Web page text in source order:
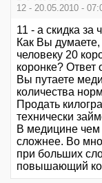
12 - 20.05.2010 -
11 - а скидка за
Как Вы
человеку 20
коронке? Ответ
Вы путаете
количества
Продать
технически
В медицине
сложнее. Во
при больших
повышающий